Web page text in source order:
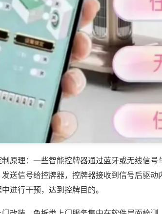
原理：一些智能控牌器通过蓝牙或无线信
送信号给控牌器，控牌器接收到信号后驱
进行干预，达到控牌目的。